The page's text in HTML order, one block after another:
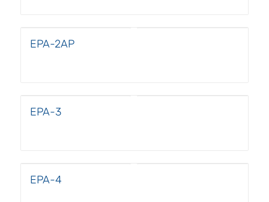
EPA-2AP
EPA-3
EPA-4